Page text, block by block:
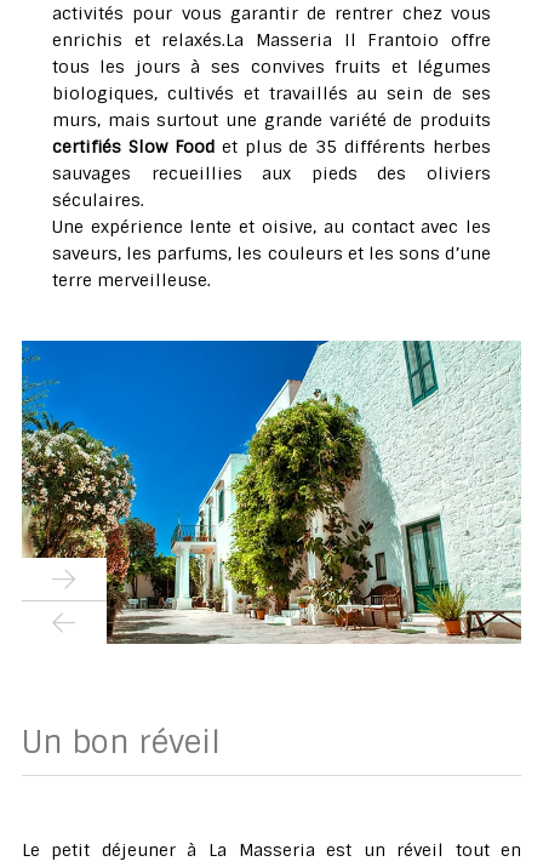
activités pour vous garantir de rentrer chez vous
enrichis et relaxés.La Masseria Il Frantoio offre
tous les jours à ses convives fruits et légumes
biologiques, cultivés et travaillés au sein de ses
murs, mais surtout une grande variété de produits
certifiés Slow Foodet plus de 35 différents herbes
sauvages recueillies aux pieds des oliviers
séculaires.
Une expérience lente et oisive, au contact avec les
saveurs, les parfums, les couleurs et les sons d’une
terre merveilleuse.
Un bon réveil
Le petit déjeuner à La Masseria est un réveil tout en